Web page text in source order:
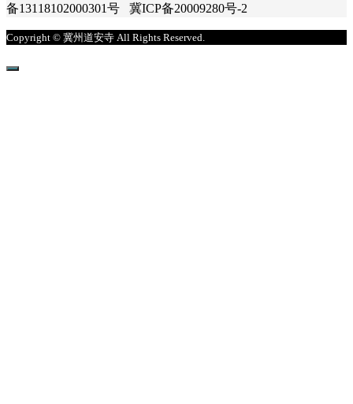
备13118102000301号 冀ICP备20009280号-2
Copyright © 冀州道安寺 All Rights Reserved.